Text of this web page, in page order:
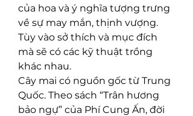
của hoa và ý nghĩa tượng trưng
về sự may mắn, thịnh vượng.
Tùy vào sở thích và mục đích
mà sẽ có các kỹ thuật trồng
khác nhau.
Cây mai có nguồn gốc từ Trung
Quốc. Theo sách “Trân hương
bảo ngự” của Phí Cung Ấn, đời